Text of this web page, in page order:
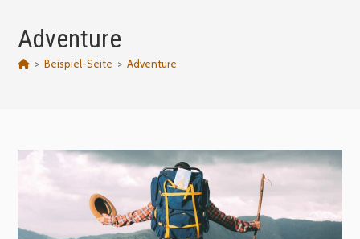
Adventure
> Beispiel-Seite > Adventure